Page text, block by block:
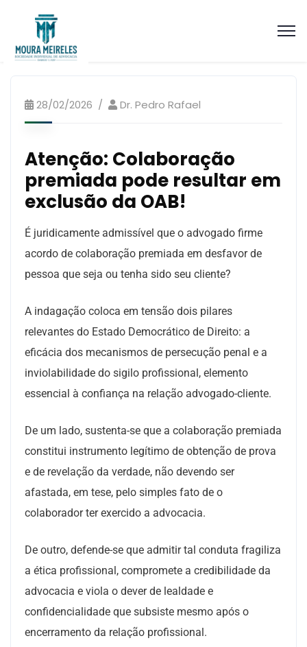
28/02/2026 Dr. Pedro Rafael
Atenção: Colaboração
premiada pode resultar em
exclusão da OAB!
É juridicamente admissível que o advogado firme
acordo de colaboração premiada em desfavor de
pessoa que seja ou tenha sido seu cliente?
A indagação coloca em tensão dois pilares
relevantes do Estado Democrático de Direito: a
eficácia dos mecanismos de persecução penal e a
inviolabilidade do sigilo profissional, elemento
essencial à confiança na relação advogado-cliente.
De um lado, sustenta-se que a colaboração premiada
constitui instrumento legítimo de obtenção de prova
e de revelação da verdade, não devendo ser
afastada, em tese, pelo simples fato de o
colaborador ter exercido a advocacia.
De outro, defende-se que admitir tal conduta fragiliza
a ética profissional, compromete a credibilidade da
advocacia e viola o dever de lealdade e
confidencialidade que subsiste mesmo após o
encerramento da relação profissional.